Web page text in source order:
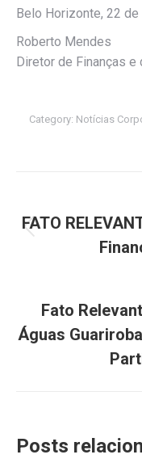
Belo Horizonte, 22
Roberto Mendes
Diretor de Finanças
Category: Notícias
de
FATO
Fato
Águas
Posts